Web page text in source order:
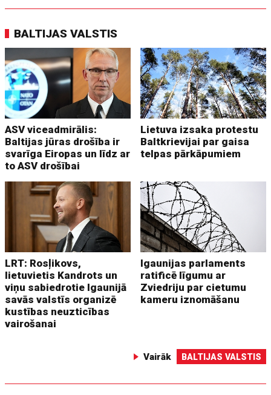
BALTIJAS VALSTIS
ASV viceadmirālis:
Baltijas jūras drošība ir
svarīga Eiropas un līdz ar
to ASV drošībai
Lietuva izsaka protestu
Baltkrievijai par gaisa
telpas pārkāpumiem
LRT: Rosļikovs,
lietuvietis Kandrots un
viņu sabiedrotie Igaunijā
savās valstīs organizē
kustības neuzticības
vairošanai
Igaunijas parlaments
ratificē līgumu ar
Zviedriju par cietumu
kameru iznomāšanu
Vairāk BALTIJAS VALSTIS